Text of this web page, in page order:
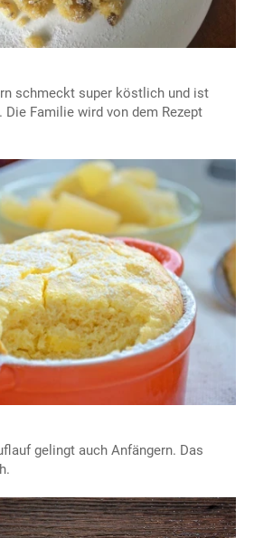
schmeckt super köstlich und ist
Familie wird von dem Rezept
gelingt auch Anfängern. Das